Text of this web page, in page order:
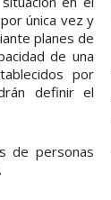
única vez y
planes de
de una
por
definir el
de personas